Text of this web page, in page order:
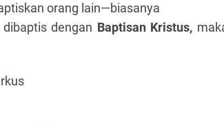
orang lain—biasanya
dengan Baptisan Kristus,